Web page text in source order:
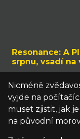
Resonance: A
srpnu, vsadí na
Nicméně
vyjde na
muset zjistit, jak
na původní